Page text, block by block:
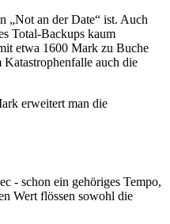
„Not an der Date“ ist. Auch
Total-Backups kaum
etwa 1600 Mark zu Buche
auch die
erweitert man die
- schon ein gehöriges Tempo,
Wert flössen sowohl die